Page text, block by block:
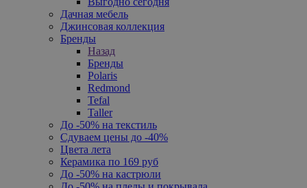
Дачная мебель
Джинсовая коллекция
Бренды
Назад
Бренды
Polaris
Redmond
Tefal
Taller
До -50% на текстиль
Сдуваем цены до -40%
Цвета лета
Керамика по 169 руб
До -50% на кастрюли